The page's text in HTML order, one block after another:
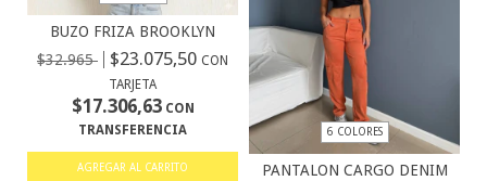
BUZO FRIZA BROOKLYN
$32.965
$23.075,50 CON
TARJETA
$17.306,63CON
TRANSFERENCIA
AGREGAR AL CARRITO
6 COLORES
PANTALON CARGO DENIM